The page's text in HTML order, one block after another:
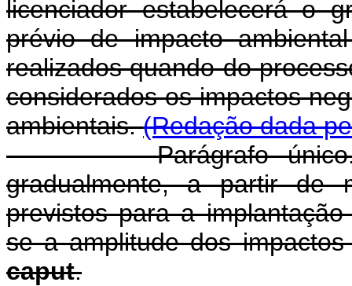
licenciador estabelecerá o
prévio de impacto
realizados quando do
considerados os impactos
ambientais.(Redação dada
Parágrafo único. Os
gradualmente, a partir de
previstos para a
se a amplitude dos
caput.